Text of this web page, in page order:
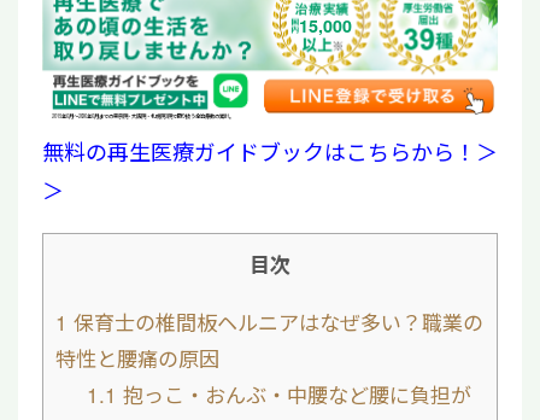
15,000
2019年6月〜2026年6月までの東京院・大阪院・札幌院3院で取り扱う全治療数の累計。
無料の再生医療ガイドブックはこちらから！＞
＞
目次
1 保育士の椎間板ヘルニアはなぜ多い？職業の
特性と腰痛の原因
1.1 抱っこ・おんぶ・中腰など腰に負担が